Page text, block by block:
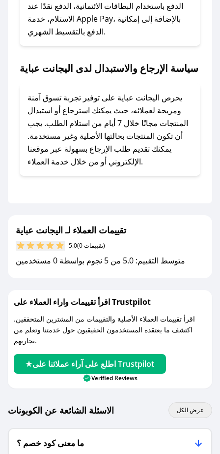
وسنقوم بحل المشكلة في أسرع وقت ممكن.
### ماذا أفعل إذا لم أجد كود خصم لمتجري
المفضل؟
مراسلتنا مباشرة وسنعمل على توفير الكوبونات في
### كيف تحصل على كوبونات خصم حصرية من
اليجانت عباية؟
للحصول على كوبونات وخصومات حصرية، قم بما
يلي:
- اضغط على أيقونة متابعة لمتجر اليجانت عباية في
مع صحصح، تسوق بذكاء ووفّر على كل مشترياتك مع
كوبونات خصم حصرية من اليجانت عباية!
الدفع باستخدام البطاقات الائتمانية، الدفع نقدًا عند
الاستلام، خدمة Apple Pay، بالإضافة إلى إمكانية
الدفع بالتقسيط الشهري.
سياسة الإرجاع والاستبدال لدى اليجانت عباية
يحرص اليجانت عباية على توفير تجربة تسوق آمنة
ومريحة لعملائه، حيث يمكنك استرجاع أو استبدال
المنتجات مجانًا خلال 7 أيام من استلام الطلب. يجب
أن تكون المنتجات بحالتها الأصلية وغير مستخدمة.
يمكنك تقديم طلب الإرجاع بسهولة عبر موقعنا
الإلكتروني أو من خلال خدمة العملاء.
تقييمات العملاء لـ اليجانت عباية
5.0 (0 تقييمات)
متوسط التقييم: 5.0 من 5 نجوم بواسطة 0 مستخدمين
اقرأ تقييمات واراء العملاء على Trustpilot
اقرأ تقييمات العملاء الأصلية والتقييمات من المشترين المتحققين.
اكتشف ما يعتقده المستخدمون الحقيقيون حول خدمتنا وتعلم من
تجاربهم.
اطلع على آراء عملائنا على Trustpilot
Verified Reviews
الاسئلة الشائعة عن الكوبونات عرض الكل
ما معنى كود خصم ؟